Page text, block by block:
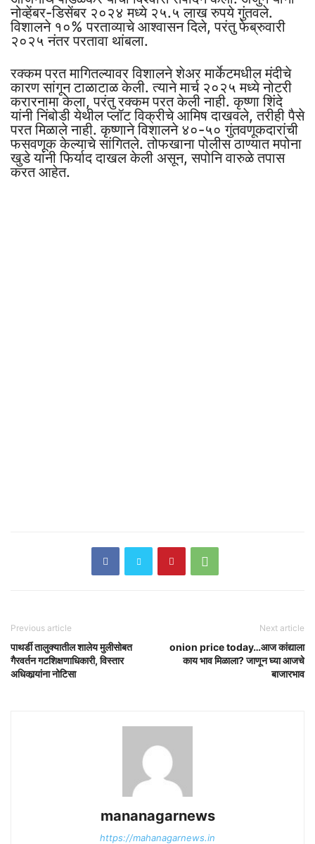
नोव्हेंबर-डिसेंबर २०२४ मध्ये २५.५ लाख रुपये गुंतवले.
विशालने १०% परताव्याचे आश्वासन दिले, परंतु फेब्रुवारी
२०२५ नंतर परतावा थांबला.
रक्कम परत मागितल्यावर विशालने शेअर मार्केटमधील मंदीचे
कारण सांगून टाळाटाळ केली. त्याने मार्च २०२५ मध्ये नोटरी
करारनामा केला, परंतु रक्कम परत केली नाही. कृष्णा शिंदे
यांनी निंबोडी येथील प्लॉट विक्रीचे आमिष दाखवले, तरीही पैसे
परत मिळाले नाही. कृष्णाने विशालने ४०-५० गुंतवणूकदारांची
फसवणूक केल्याचे सांगितले. तोफखाना पोलीस ठाण्यात मपोना
खुडे यांनी फिर्याद दाखल केली असून, सपोनि वारुळे तपास
करत आहेत.
Previous article
पाथर्डी तालुक्यातील शालेय मुलीसोबत
गैरवर्तन गटशिक्षणाधिकारी, विस्तार
अधिकार्‍यांना नोटिसा
Next article
onion price today…आज कांद्याला
काय भाव मिळाला? जाणून घ्या आजचे
बाजारभाव
mananagarnews
https://mahanagarnews.in